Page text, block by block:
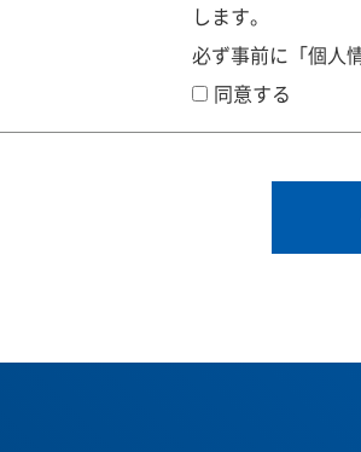
します。
必ず事前に「個人
同意する